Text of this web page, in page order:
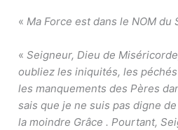
«Ma Force est dans le NOM
«Seigneur, Dieu de
oubliez les iniquités, les
les manquements des Pères
sais que je ne suis pas digne
la moindre Grâce . Pourtant,